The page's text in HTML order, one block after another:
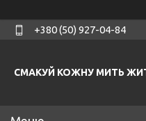
+380 (50) 927-04-84
СМАКУЙ КОЖНУ МИТЬ